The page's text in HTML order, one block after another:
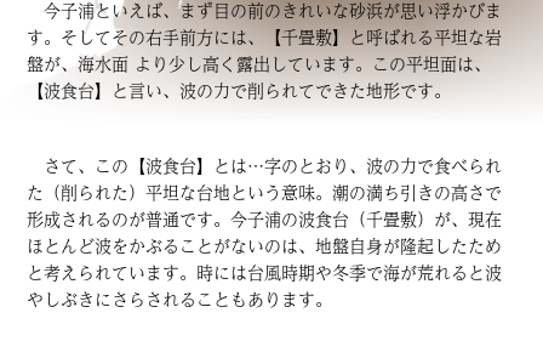
今子浦といえば、まず目の前のきれいな砂浜が思い浮かびま
す。そしてその右手前方には、【千畳敷】と呼ばれる平坦な岩
盤が、海水面 より少し高く露出しています。この平坦面は、
【波食台】と言い、波の力で削られてできた地形です。
さて、この【波食台】とは…字のとおり、波の力で食べられ
た（削られた）平坦な台地という意味。潮の満ち引きの高さで
形成されるのが普通です。今子浦の波食台（千畳敷）が、現在
ほとんど波をかぶることがないのは、地盤自身が隆起したため
と考えられています。時には台風時期や冬季で海が荒れると波
やしぶきにさらされることもあります。